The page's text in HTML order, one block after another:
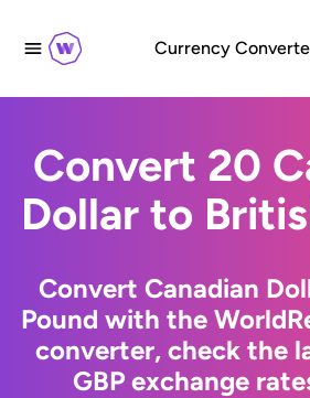
Currency
Convert 20
Dollar to
Convert Canadian
Pound with the
converter, check the
GBP exchange